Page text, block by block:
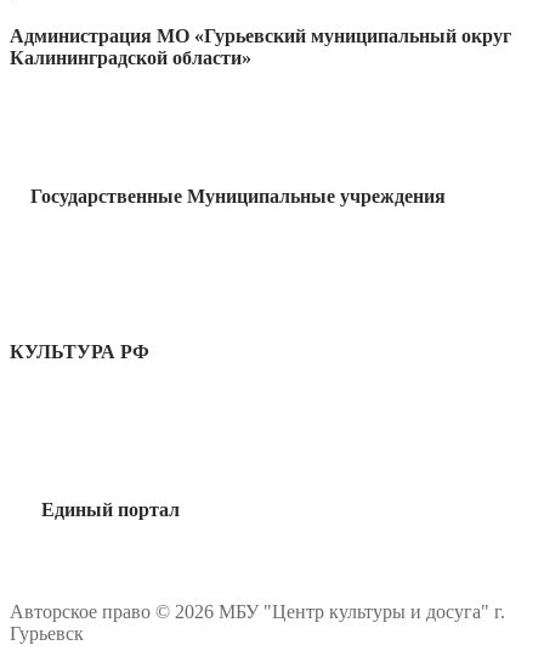
Администрация МО «Гурьевский муниципальный округ
Калининградской области»
Государственные Муниципальные учреждения
КУЛЬТУРА РФ
Единый портал
Авторское право © 2026 МБУ "Центр культуры и досуга" г.
Гурьевск